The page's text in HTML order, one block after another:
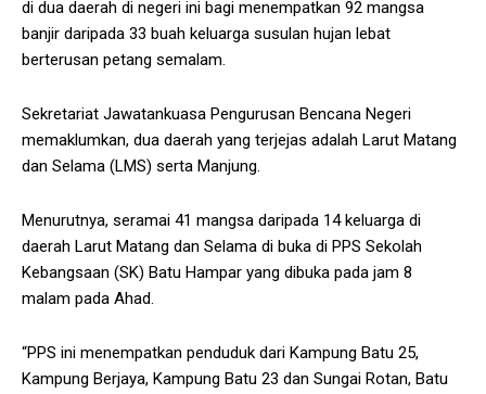
di dua daerah di negeri ini bagi menempatkan 92 mangsa
banjir daripada 33 buah keluarga susulan hujan lebat
berterusan petang semalam.
Sekretariat Jawatankuasa Pengurusan Bencana Negeri
memaklumkan, dua daerah yang terjejas adalah Larut Matang
dan Selama (LMS) serta Manjung.
Menurutnya, seramai 41 mangsa daripada 14 keluarga di
daerah Larut Matang dan Selama di buka di PPS Sekolah
Kebangsaan (SK) Batu Hampar yang dibuka pada jam 8
malam pada Ahad.
“PPS ini menempatkan penduduk dari Kampung Batu 25,
Kampung Berjaya, Kampung Batu 23 dan Sungai Rotan, Batu